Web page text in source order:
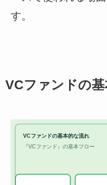
す。
VCファンドの
VCファンドの基本的な流れ
『VCファンド』の基本フロー